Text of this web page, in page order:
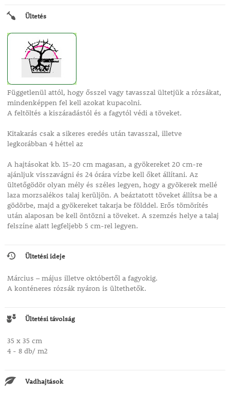
Ültetés
Függetlenül attól, hogy ősszel vagy tavasszal ültetjük a rózsákat,
mindenképpen fel kell azokat kupacolni.
A feltöltés a kiszáradástól és a fagytól védi a töveket.
Kitakarás csak a sikeres eredés után tavasszal, illetve
legkorábban 4 héttel az
A hajtásokat kb. 15-20 cm magasan, a gyökereket 20 cm-re
ajánljuk visszavágni és 24 órára vízbe kell őket állítani. Az
ültetőgödör olyan mély és széles legyen, hogy a gyökerek mellé
laza morzsalékos talaj kerüljön. A beáztatott töveket állítsa be a
gödörbe, majd a gyökereket takarja be földdel. Erős tömörítés
után alaposan be kell öntözni a töveket. A szemzés helye a talaj
felszíne alatt legfeljebb 5 cm-rel legyen.
Ültetési ideje
Március – május illetve októbertől a fagyokig.
A konténeres rózsák nyáron is ültethetők.
Ültetési távolság
35 x 35 cm
4 - 8 db/ m2
Vadhajtások